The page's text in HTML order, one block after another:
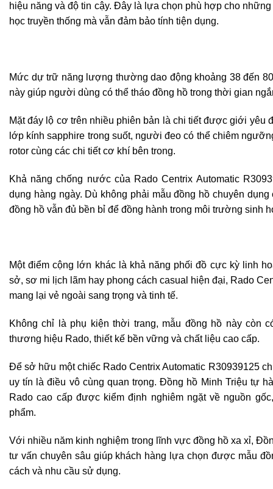
hiệu năng và độ tin cậy. Đây là lựa chọn phù hợp cho
học truyền thống mà vẫn đảm bảo tính tiện dụng.
Mức dự trữ năng lượng thường dao động khoảng 38 đến
này giúp người dùng có thể tháo đồng hồ trong thời gian
Mặt đáy lộ cơ trên nhiều phiên bản là chi tiết được giới yêu
lớp kính sapphire trong suốt, người đeo có thể chiêm
rotor cùng các chi tiết cơ khí bên trong.
Khả năng chống nước của Rado Centrix Automatic
dụng hàng ngày. Dù không phải mẫu đồng hồ chuyên
đồng hồ vẫn đủ bền bỉ để đồng hành trong môi trường sinh
Một điểm cộng lớn khác là khả năng phối đồ cực kỳ linh
sở, sơ mi lịch lãm hay phong cách casual hiện đại, Rado
mang lại vẻ ngoài sang trọng và tinh tế.
Không chỉ là phụ kiện thời trang, mẫu đồng hồ này còn
thương hiệu Rado, thiết kế bền vững và chất liệu cao cấp.
Để sở hữu một chiếc Rado Centrix Automatic R30939125
uy tín là điều vô cùng quan trọng. Đồng hồ Minh Triệu tự
Rado cao cấp được kiểm định nghiêm ngặt về nguồn
phẩm.
Với nhiều năm kinh nghiệm trong lĩnh vực đồng hồ xa xỉ,
tư vấn chuyên sâu giúp khách hàng lựa chọn được mẫu
cách và nhu cầu sử dụng.